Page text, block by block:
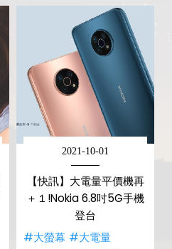
2021-10-01
【快訊】大電量平價機再
＋１!Nokia 6.8吋5G手機
登台
#大螢幕 #大電量